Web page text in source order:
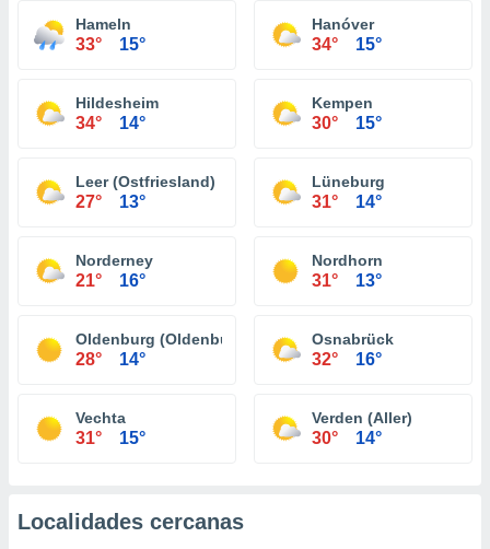
Hameln
33° 15°
Hanóver
34° 15°
Hildesheim
34° 14°
Kempen
30° 15°
Leer (Ostfriesland)
27° 13°
Lüneburg
31° 14°
Norderney
21° 16°
Nordhorn
31° 13°
Oldenburg (Oldenburg)
28° 14°
Osnabrück
32° 16°
Vechta
31° 15°
Verden (Aller)
30° 14°
Localidades cercanas